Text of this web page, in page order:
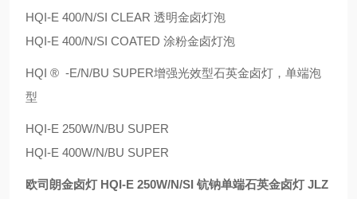
HQI-E 400/N/SI CLEAR 透明金卤灯泡
HQI-E 400/N/SI COATED 涂粉金卤灯泡
HQI ® -E/N/BU SUPER增强光效型石英金卤灯，单端泡
型
HQI-E 250W/N/BU SUPER
HQI-E 400W/N/BU SUPER
欧司朗金卤灯 HQI-E 250W/N/SI 钪钠单端石英金卤灯 JLZ